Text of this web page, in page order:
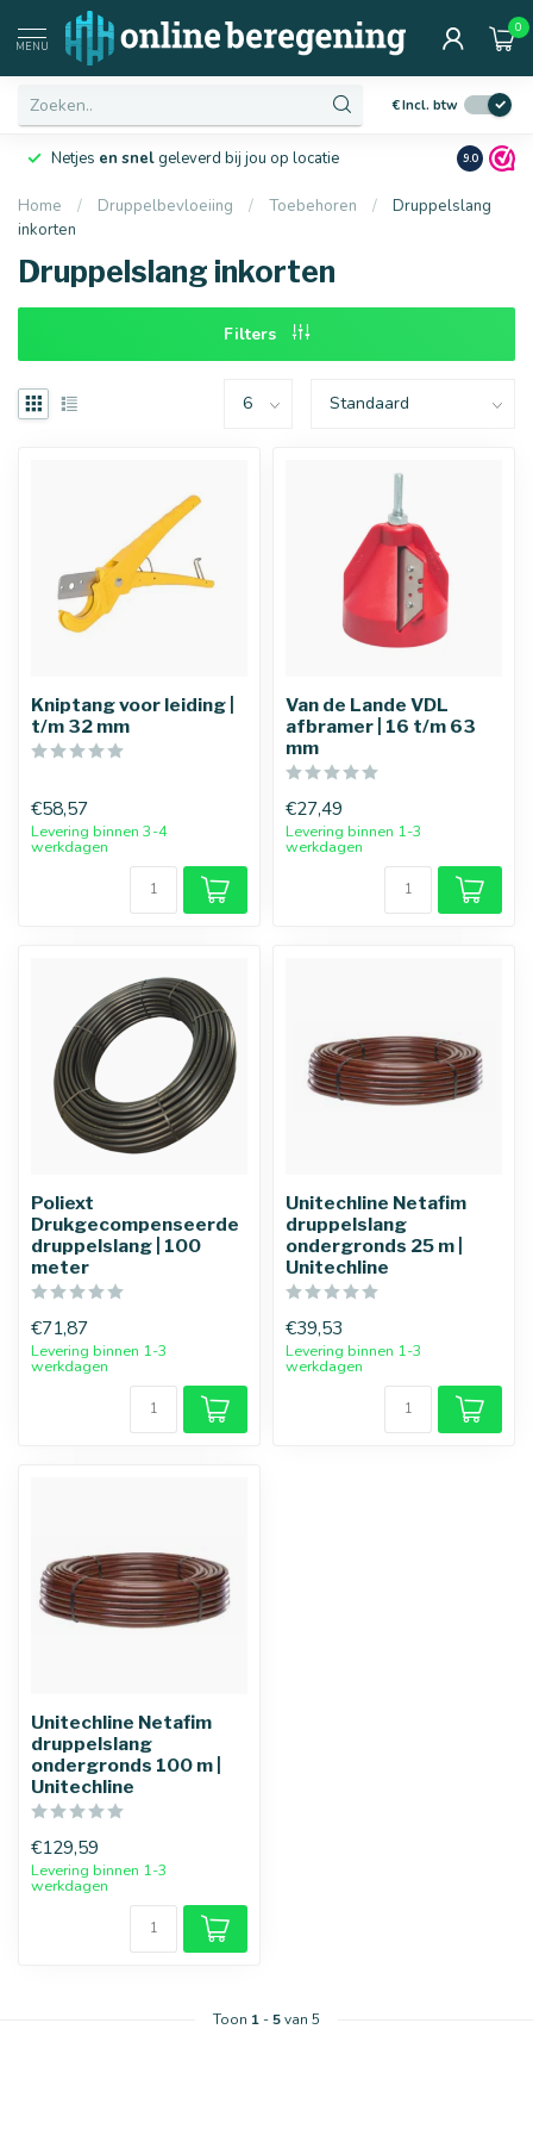
MENU
0
€Incl. btw
Netjes en snelgeleverd bij jou op locatie Ruim10
9.0
Home / Druppelbevloeiing / Toebehoren /
Druppelslang
inkorten
Druppelslang inkorten
Filters
Kniptang voor leiding |
t/m 32 mm
€58,57
Levering binnen 3-4
werkdagen
Van de Lande VDL
afbramer | 16 t/m 63
mm
€27,49
Levering binnen 1-3
werkdagen
Poliext
Drukgecompenseerde
druppelslang | 100
meter
€71,87
Levering binnen 1-3
werkdagen
Unitechline Netafim
druppelslang
ondergronds 25 m |
Unitechline
€39,53
Levering binnen 1-3
werkdagen
Unitechline Netafim
druppelslang
ondergronds 100 m |
Unitechline
€129,59
Levering binnen 1-3
werkdagen
Toon 1 -5van 5
Afmetingen
25 mm